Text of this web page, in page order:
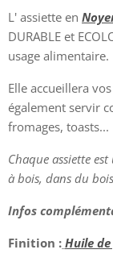
L' assiette en
DURABLE et
usage alimentaire.
Elle accueillera
également servir
fromages, toasts...
Chaque assiette
à bois, dans du
Infos
Finition : Huile